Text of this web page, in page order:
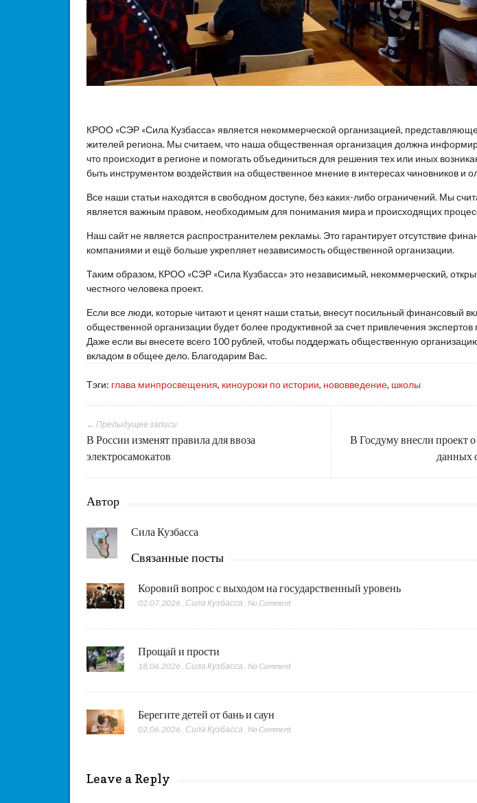
КРОО «СЭР «Сила Кузбасса» является некоммерческой организацией,
жителей региона. Мы считаем, что наша общественная организация должна
что происходит в регионе и помогать объединиться для решения тех или иных
быть инструментом воздействия на общественное мнение в интересах чиновников и
Все наши статьи находятся в свободном доступе, без каких-либо ограничений. Мы
является важным правом, необходимым для понимания мира и происходящих
Наш сайт не является распространителем рекламы. Это гарантирует отсутствие
компаниями и ещё больше укрепляет независимость общественной организации.
Таким образом, КРОО «СЭР «Сила Кузбасса» это независимый, некоммерческий,
честного человека проект.
Если все люди, которые читают и ценят наши статьи, внесут посильный финансовый
общественной организации будет более продуктивной за счет привлечения
Даже если вы внесете всего 100 рублей, чтобы поддержать общественную
вкладом в общее дело. Благодарим Вас.
Тэги: глава минпросвещения, киноуроки по истории, нововведение, школы
В Госдуму внесли проект
данных
← Предыдущее записи
В России изменят правила для ввоза
электросамокатов
Автор
Сила Кузбасса
Связанные посты
Коровий вопрос с выходом на государственный уровень
02.07.2026 , Сила Кузбасса ,No Comment
Прощай и прости
18.06.2026 Сила Кузбасса No Comment
Берегите детей от бань и саун
02.06.2026 Сила Кузбасса No Comment
Leave a Reply